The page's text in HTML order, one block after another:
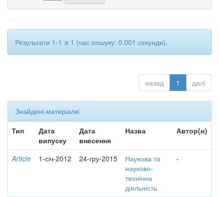
Результати 1-1 зі 1 (час пошуку: 0.001 секунди).
назад 1 далі
Знайдені матеріали:
Тип
Дата
випуску
Дата
внесення
Назва Автор(и)
Article 1-січ-2012 24-гру-2015
Наукова та
науково-
технічна
діяльність
-